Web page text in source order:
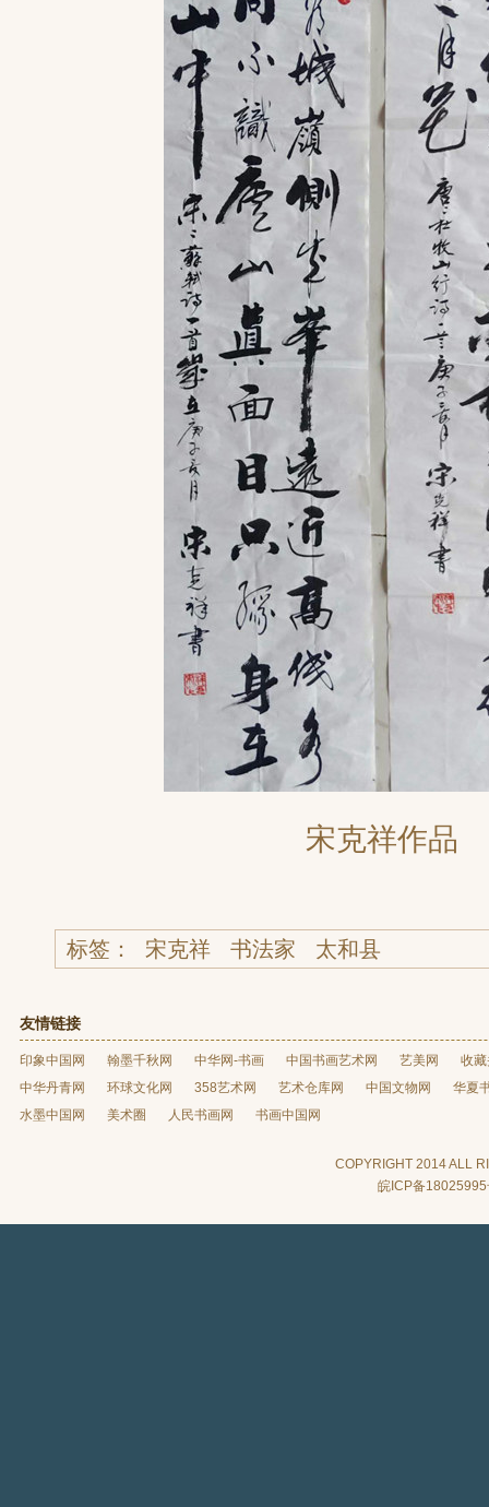
宋克祥作品
标签： 宋克祥 书法家 太和县
友情链接
印象中国网 翰墨千秋网 中华网-书画 中国书画艺术网 艺美网
收
中华丹青网
环球文化网 358艺术网 艺术仓库网 中国文物网
华夏
水墨中国网
美术圈 人民书画网 书画中国网
COPYRIGHT 2014 ALL
皖ICP备18025995